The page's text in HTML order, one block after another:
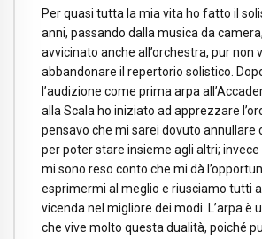
Per quasi tutta la mia vita ho fatto il
anni, passando dalla musica da
avvicinato anche all’orchestra, pur non
abbandonare il repertorio solistico.
l’audizione come prima arpa
alla Scala ho iniziato ad apprezzare
pensavo che mi sarei dovuto annullare
per poter stare insieme agli altri; invece
mi sono reso conto che mi dà
esprimermi al meglio e riusciamo tutti
vicenda nel migliore dei modi. L’arpa è
che vive molto questa dualità, poiché